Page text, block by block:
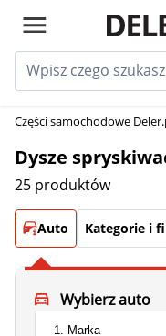
Części samochodowe
Dysze
25 produktów
Auto Kategorie i
Wybierz auto